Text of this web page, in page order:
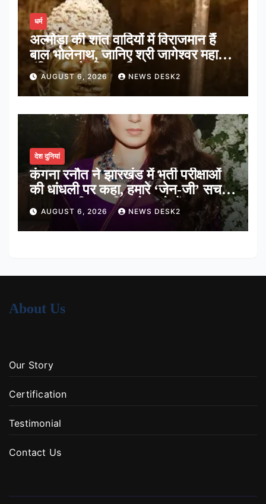
धर्म
अल्मोड़ा की शांत वादियों में विराजमान हैं
बाल भोलेनाथ, जानिए श्री जागेश्वर महादेव
मंदिर का पौराणिक इतिहास
AUGUST 6, 2026 NEWS DESK2
देश दुनियां
कंगना रनौत ने झारखंड में भर्ती परीक्षाओं
की धांधली पर कहा, हमारे ‘जेन-जी’ सच में
हर तरह की तकलीफ झेल रहे हैं
AUGUST 6, 2026 NEWS DESK2
About Us
Our Story
Certification
Testimonial
Contact Us